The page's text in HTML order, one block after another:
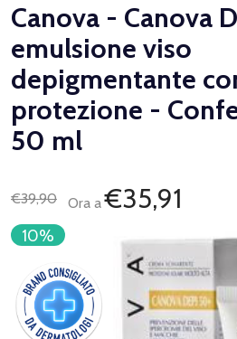
Canova - Canova
emulsione viso
depigmentante
protezione -
50 ml
€39,90 Ora a€35,91
10%